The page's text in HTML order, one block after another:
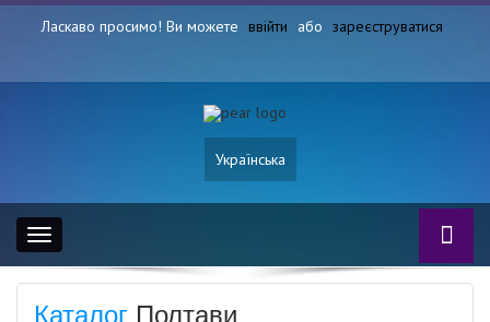
Ласкаво просимо! Ви можете ввійти або зареєструватися
Українська
Toggle
navigation
Каталог Полтави